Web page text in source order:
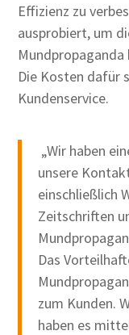
Effizienz zu
ausprobiert, um
Die Kosten dafür
Kundenservice.
„Wir haben
unsere
einschließlich
Zeitschriften
Das
zum Kunden.
haben es